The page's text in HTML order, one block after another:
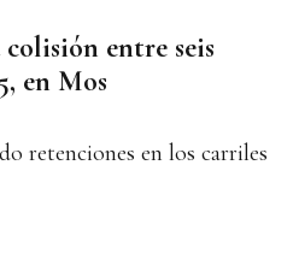
entre seis
en Mos
retenciones en los carriles